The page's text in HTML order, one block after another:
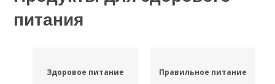
питания
Здоровое питание Правильное питание